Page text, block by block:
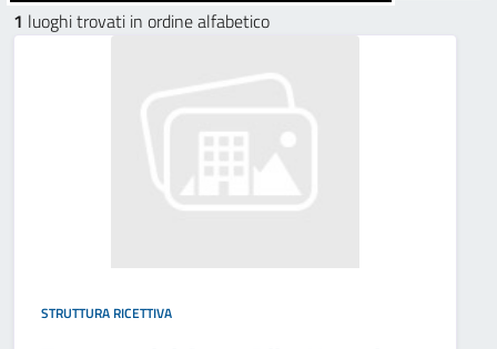
1 luoghi trovati in ordine alfabetico
STRUTTURA RICETTIVA